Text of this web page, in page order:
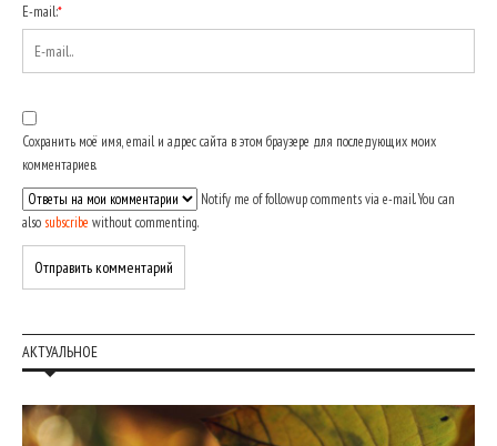
E-mail:*
Сохранить моё имя, email и адрес сайта в этом браузере для последующих моих
комментариев.
Notify me of followup comments via e-mail. You can
also subscribe without commenting.
АКТУАЛЬНОЕ